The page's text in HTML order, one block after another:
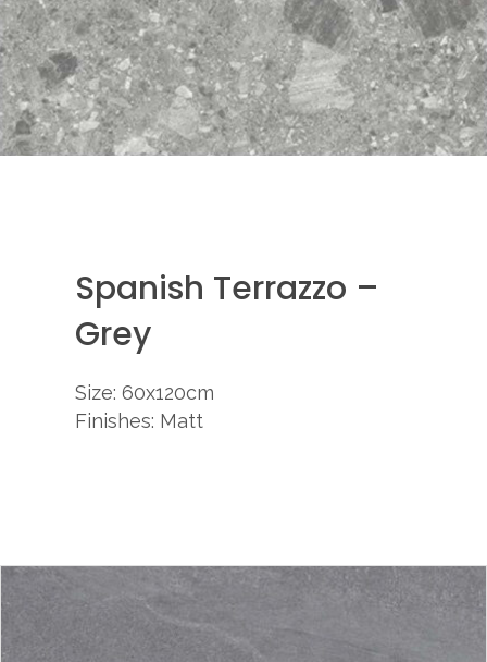
Spanish Terrazzo –
Grey
Size: 60x120cm
Finishes: Matt